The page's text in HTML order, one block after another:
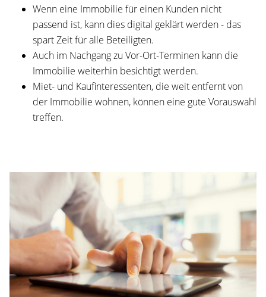
Wenn eine Immobilie für einen Kunden nicht
passend ist, kann dies digital geklärt werden - das
spart Zeit für alle Beteiligten.
Auch im Nachgang zu Vor-Ort-Terminen kann die
Immobilie weiterhin besichtigt werden.
Miet- und Kaufinteressenten, die weit entfernt von
der Immobilie wohnen, können eine gute Vorauswahl
treffen.